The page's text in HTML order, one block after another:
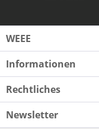
WEEE
Informationen
Rechtliches
Newsletter